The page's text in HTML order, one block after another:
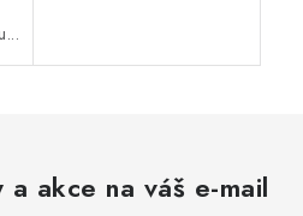
akce na váš e-mail